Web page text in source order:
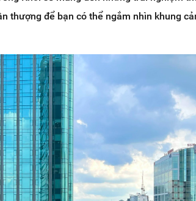
thượng để bạn có thể ngắm nhìn khung